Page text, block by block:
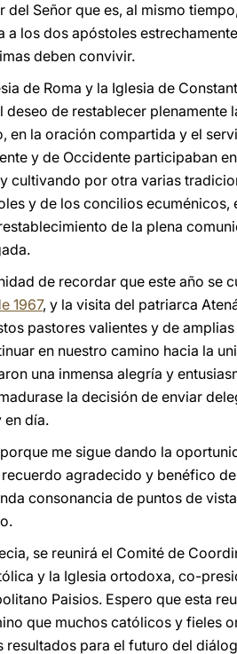
Señor que es, al mismo
los dos apóstoles
deben convivir.
de Roma y la Iglesia de
de restablecer
en la oración compartida y el
y de Occidente participaban
cultivando por otra varias
y de los concilios
de la plena
de recordar que este año se
1967, y la visita del patriarca
pastores valientes y de
en nuestro camino hacia la
una inmensa alegría y
la decisión de enviar
en día.
me sigue dando la
agradecido y benéfico
consonancia de puntos de
se reunirá el Comité de
y la Iglesia ortodoxa, co-
Paisios. Espero que esta
que muchos católicos y fieles
resultados para el futuro del